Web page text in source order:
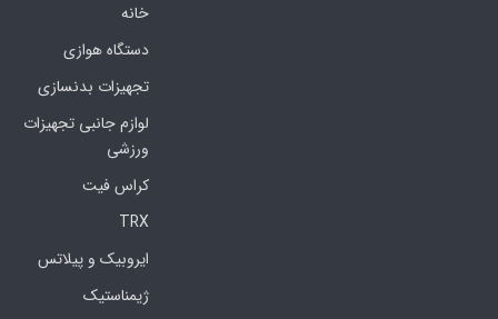
خانه
دستگاه هوازی
تجهیزات بدنسازی
لوازم جانبی تجهیزات
ورزشی
کراس فیت
TRX
ایروبیک و پیلاتس
ژیمناستیک